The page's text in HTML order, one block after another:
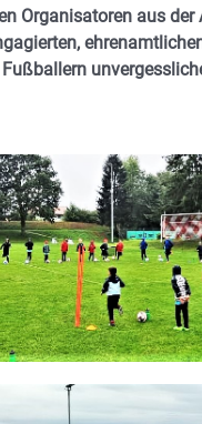
Organisatoren aus